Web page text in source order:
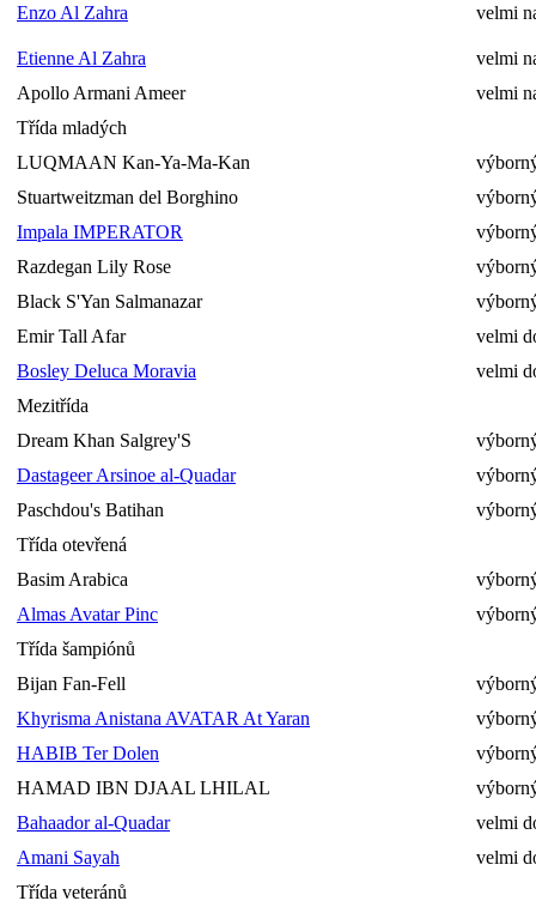
Enzo Al Zahra velmi
Etienne Al Zahra
velmi
Apollo Armani Ameer
velmi
Třída mladých
LUQMAAN Kan-Ya-Ma-Kan
Stuartweitzman del Borghino
Impala IMPERATOR
Razdegan Lily Rose
Black S'Yan Salmanazar
Emir Tall Afar
velmi
Bosley Deluca Moravia
velmi
Mezitřída
Dream Khan Salgrey'S
Dastageer Arsinoe al-Quadar
Paschdou's Batihan
Třída otevřená
Basim Arabica
Almas Avatar Pinc
Třída šampiónů
Bijan Fan-Fell
Khyrisma Anistana AVATAR At Yaran
HABIB Ter Dolen
HAMAD IBN DJAAL LHILAL
Bahaador al-Quadar
velmi
Amani Sayah
velmi
Třída veteránů